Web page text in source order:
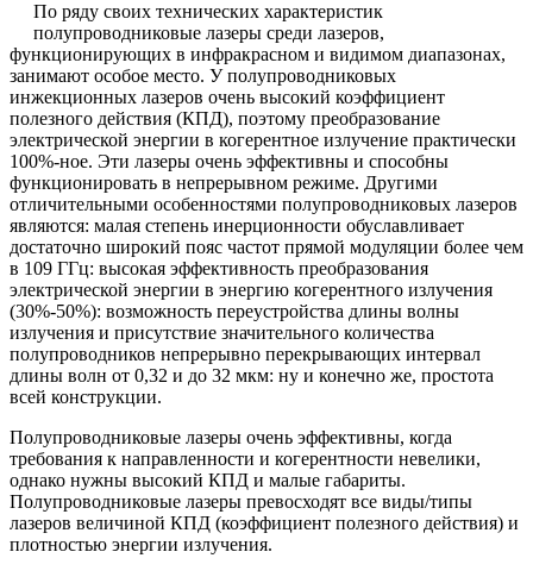
По ряду своих технических характеристик
полупроводниковые лазеры среди лазеров,
функционирующих в инфракрасном и видимом диапазонах,
занимают особое место. У полупроводниковых
инжекционных лазеров очень высокий коэффициент
полезного действия (КПД), поэтому преобразование
электрической энергии в когерентное излучение практически
100%-ное. Эти лазеры очень эффективны и способны
функционировать в непрерывном режиме. Другими
отличительными особенностями полупроводниковых лазеров
являются: малая степень инерционности обуславливает
достаточно широкий пояс частот прямой модуляции более чем
в 109 ГГц: высокая эффективность преобразования
электрической энергии в энергию когерентного излучения
(30%-50%): возможность переустройства длины волны
излучения и присутствие значительного количества
полупроводников непрерывно перекрывающих интервал
длины волн от 0,32 и до 32 мкм: ну и конечно же, простота
всей конструкции.
Полупроводниковые лазеры очень эффективны, когда
требования к направленности и когерентности невелики,
однако нужны высокий КПД и малые габариты.
Полупроводниковые лазеры превосходят все виды/типы
лазеров величиной КПД (коэффициент полезного действия) и
плотностью энергии излучения.